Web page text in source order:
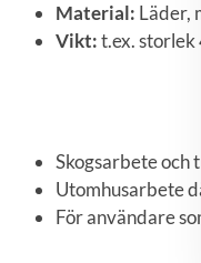
Material: Läder,
Vikt:t.ex. storlek
Skogsarbete och
Utomhusarbete
För användare